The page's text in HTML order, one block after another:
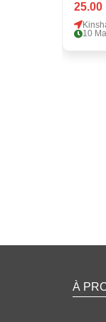
25.00
10
À